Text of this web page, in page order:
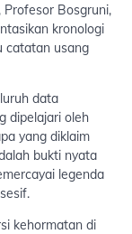
Bosgruni,
kronologi
catatan usang
data
dipelajari oleh
yang diklaim
bukti nyata
legenda
kehormatan di